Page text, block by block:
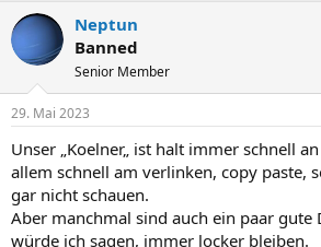
l
e
t
a
m
Neptun
Banned
Senior Member
29. Mai 2023
Unser „Koelner„ ist halt immer schnell
allem schnell am verlinken, copy paste,
gar nicht schauen.
Aber manchmal sind auch ein paar gute
würde ich sagen, immer locker bleiben.